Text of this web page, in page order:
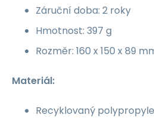
Záruční doba: 2 roky
Hmotnost: 397 g
Rozměr: 160 x 150 x 89
Materiál:
Recyklovaný